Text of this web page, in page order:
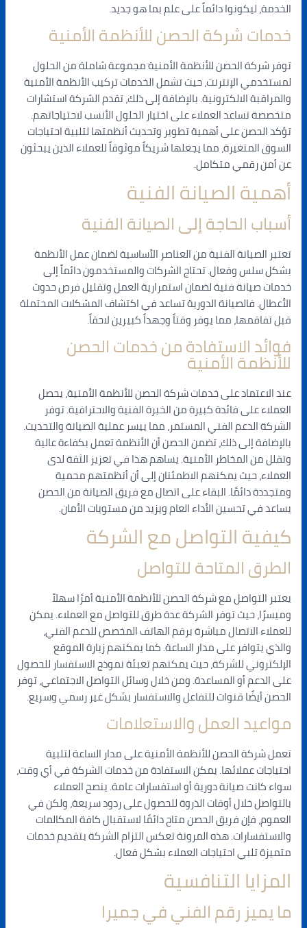
الخدمة، ليكونوا دائماً على علم بما هو جديد.
خدمات شركة الحصن للأنظمة الأمنية
توفر شركة الحصن للأنظمة الأمنية مجموعة شاملة من الحلول
لمستخدمي الإنترنت، حيث تشمل الخدمات تركيب الأنظمة الأمنية
والمراقبة الالكترونية. بالإضافة إلى ذلك، تقدم الشركة استشارات
متخصصة تساعد العملاء على اختيار الحلول الأنسب لاحتياجاتهم.
تؤكد الحصن على أهمية تطوير وتحديث أنظمتها لتلبية احتياجات
السوق المتغيرة، مما يجعلها شريكاً موثوقاً للعملاء الذين يبحثون
عن أمن رقمي متكامل.
أهمية الصيانة الفنية
أسباب الحاجة إلى الصيانة الفنية
تعتبر الصيانة الفنية من العناصر الأساسية لضمان عمل الأنظمة
بشكل سلس وفعال. تحتاج الشركات والمستخدمون دائماً إلى
خدمات صيانة فنية لضمان استمرارية العمل وتقليل فرص حدوث
الأعطال. فالصيانة الدورية تساعد في اكتشاف المشكلات المحتملة
قبل تفاقمها، مما يوفر وقتاً وجهداً كبيرين لاحقاً.
فوائد الاستفادة من خدمات الحصن
للأنظمة الأمنية
عند الاعتماد على خدمات شركة الحصن للأنظمة الأمنية، يحصل
العملاء على فائدة كبيرة من الخبرة الفنية والاحترافية. توفر
الشركة الدعم الفني المستمر، مما ييسر عملية الصيانة والتحديث.
بالإضافة إلى ذلك، تضمن الحصن أن الأنظمة تعمل بكفاءة عالية
وتقلل من المخاطر الأمنية. يساهم هذا في تعزيز الثقة لدى
العملاء، حيث يمكنهم الاطمئنان إلى أن أنظمتهم محمية
ومتجددة دائمًا. البقاء على اتصال مع فريق الصيانة من الحصن
يساعد في تحسين الأداء العام ويزيد من مستويات الأمان.
كيفية التواصل مع الشركة
الطرق المتاحة للتواصل
يعتبر التواصل مع شركة الحصن للأنظمة الأمنية أمرًا سهلاً
وميسرًا، حيث توفر الشركة عدة طرق للتواصل مع العملاء. يمكن
للعملاء الاتصال مباشرة برقم الهاتف المخصص للدعم الفني،
والذي يتوافر على مدار الساعة. كما يمكنهم زيارة الموقع
الإلكتروني للشركة، حيث يمكنهم تعبئة نموذج الاستفسار للحصول
على الدعم أو المساعدة. ومن خلال وسائل التواصل الاجتماعي، توفر
الحصن أيضًا قنوات للتفاعل والاستفسار بشكل غير رسمي وسريع.
مواعيد العمل والاستعلامات
تعمل شركة الحصن للأنظمة الأمنية على مدار الساعة لتلبية
احتياجات عملائها. يمكن الاستفادة من خدمات الشركة في أي وقت،
سواء كانت صيانة دورية أو استفسارات عامة. ينصح العملاء
بالتواصل خلال أوقات الذروة للحصول على ردود سريعة، ولكن في
العموم، فإن فريق الحصن متاح دائمًا لاستقبال كافة المكالمات
والاستفسارات. هذه المرونة تعكس التزام الشركة بتقديم خدمات
متميزة تلبي احتياجات العملاء بشكل فعال.
المزايا التنافسية
ما يميز رقم الفني في جميرا